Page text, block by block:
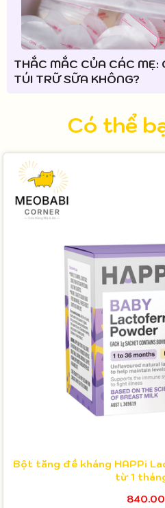
THẮC MẮC CỦA CÁC MẸ:
TÚI TRỮ SỮA KHÔNG?
Có thể
Bột tăng đề kháng HAPPi
từ 1